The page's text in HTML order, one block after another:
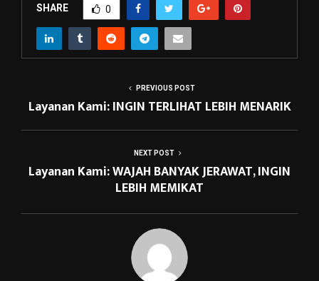
SHARE 0
PREVIOUS POST
Layanan Kami: INGIN TERLIHAT LEBIH MENARIK
NEXT POST
Layanan Kami: WAJAH BANYAK JERAWAT, INGIN
LEBIH MEMIKAT